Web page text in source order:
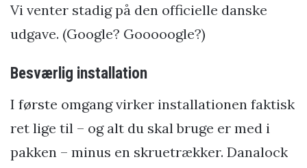
Vi venter stadig på den officielle danske
udgave. (Google? Gooooogle?)
Besværlig installation
I første omgang virker installationen faktisk
ret lige til – og alt du skal bruge er med i
pakken – minus en skruetrækker. Danalock